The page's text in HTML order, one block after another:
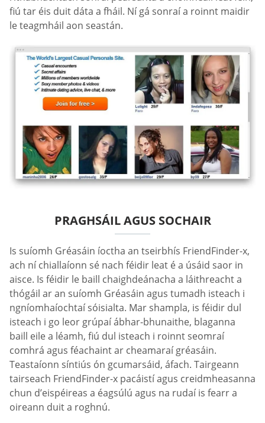
fiú tar éis duit dáta a fháil. Ní gá sonraí a roinnt maidir
le teagmháil aon seastán.
PRAGHSÁIL AGUS SOCHAIR
Is suíomh Gréasáin íoctha an tseirbhís FriendFinder-x,
ach ní chiallaíonn sé nach féidir leat é a úsáid saor in
aisce. Is féidir le baill chaighdeánacha a láithreacht a
thógáil ar an suíomh Gréasáin agus tumadh isteach i
ngníomhaíochtaí sóisialta. Mar shampla, is féidir dul
isteach i go leor grúpaí ábhar-bhunaithe, blaganna
baill eile a léamh, fiú dul isteach i roinnt seomraí
comhrá agus féachaint ar cheamaraí gréasáin.
Teastaíonn síntiús ón gcumarsáid, áfach. Tairgeann
tairseach FriendFinder-x pacáistí agus creidmheasanna
chun d’eispéireas a éagsúlú agus na rudaí is fearr a
oireann duit a roghnú.